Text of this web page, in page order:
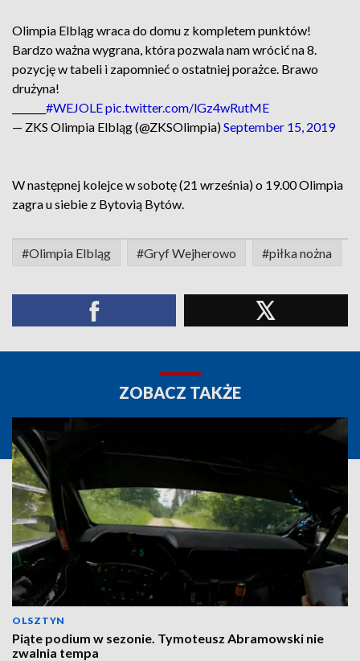
Olimpia Elbląg wraca do domu z kompletem punktów!
Bardzo ważna wygrana, która pozwala nam wrócić na 8.
pozycję w tabeli i zapomnieć o ostatniej porażce. Brawo
drużyna!
#WEJOLEpic.twitter.com/lGz4wRutME
— ZKS Olimpia Elbląg (@ZKSOlimpia)September 15, 2019
W następnej kolejce w sobotę (21 września) o 19.00 Olimpia
zagra u siebie z Bytovią Bytów.
#Olimpia Elbląg #Gryf Wejherowo #piłka nożna
ZOBACZ TAKŻE
OLSZTYN
Piąte podium w sezonie. Tymoteusz Abramowski nie
zwalnia tempa